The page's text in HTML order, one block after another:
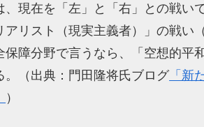
、現在を「左」と「右」との戦い
アリスト（現実主義者）」の戦い
保障分野で言うなら、「空想的平
。（出典：門田隆将氏ブログ「新
）